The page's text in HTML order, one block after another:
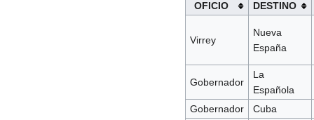
OFICIO DESTINO
Virrey
Nueva
España
Gobernador
La
Española
Gobernador
Cuba